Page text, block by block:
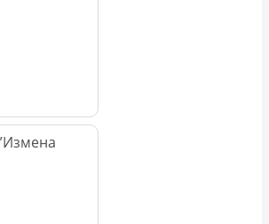
Измена